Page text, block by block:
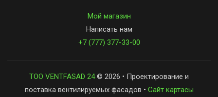
Мой магазин
Написать нам
+7 (777) 377-33-00
ТОО VENTFASAD 24© 2026 • Проектирование и
поставка вентилируемых фасадов • Сайт картасы